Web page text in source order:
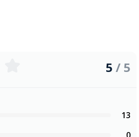
5 / 5
13